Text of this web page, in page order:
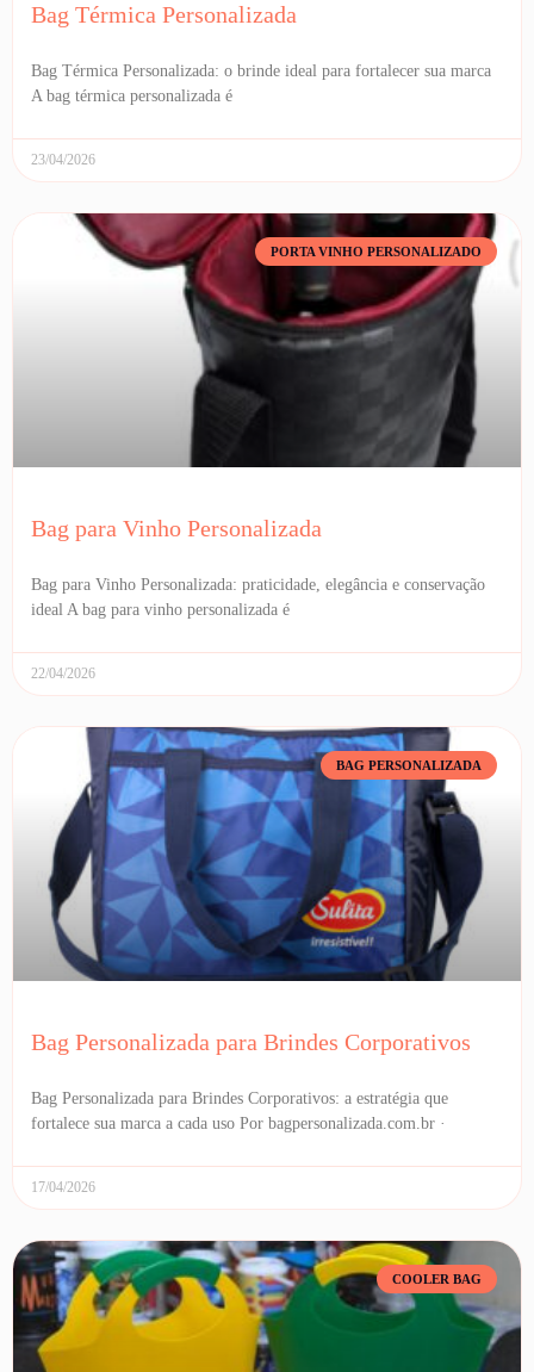
Bag Térmica Personalizada
Bag Térmica Personalizada: o brinde ideal para fortalecer sua marca
A bag térmica personalizada é
23/04/2026
PORTA VINHO PERSONALIZADO
Bag para Vinho Personalizada
Bag para Vinho Personalizada: praticidade, elegância e conservação
ideal A bag para vinho personalizada é
22/04/2026
BAG PERSONALIZADA
Bag Personalizada para Brindes Corporativos
Bag Personalizada para Brindes Corporativos: a estratégia que
fortalece sua marca a cada uso Por bagpersonalizada.com.br ·
17/04/2026
COOLER BAG